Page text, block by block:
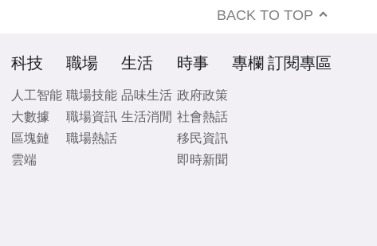
BACK TO TOP
科技
人工智能
大數據
區塊鏈
雲端
職場
職場技能
職場資訊
職場熱話
生活
品味生活
生活消閒
時事
政府政策
社會熱話
移民資訊
即時新聞
專欄 訂閱專區